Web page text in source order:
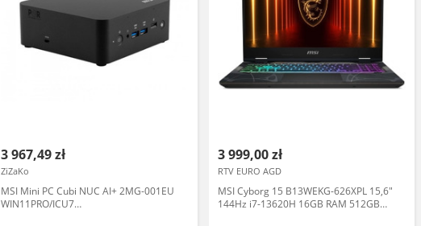
3 967,49 zł
ZiZaKo
MSI Mini PC Cubi NUC AI+ 2MG-001EU
WIN11PRO/ICU7
3 999,00 zł
RTV EURO AGD
MSI Cyborg 15 B13WEKG-626XPL 15,6"
144Hz i7-13620H 16GB RAM 512GB